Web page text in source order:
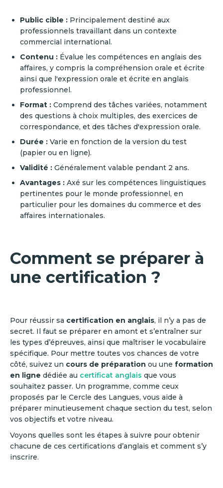
Public cible : Principalement destiné aux
professionnels travaillant dans un contexte
commercial international.
Contenu : Évalue les compétences en anglais des
affaires, y compris la compréhension orale et écrite
ainsi que l'expression orale et écrite en anglais
professionnel.
Format : Comprend des tâches variées, notamment
des questions à choix multiples, des exercices de
correspondance, et des tâches d'expression orale.
Durée : Varie en fonction de la version du test
(papier ou en ligne).
Validité : Généralement valable pendant 2 ans.
Avantages : Axé sur les compétences linguistiques
pertinentes pour le monde professionnel, en
particulier pour les domaines du commerce et des
affaires internationales.
Comment se préparer à
une certification ?
Pour réussir sa certification en anglais, il n’y a pas de
secret. Il faut se préparer en amont et s’entraîner sur
les types d’épreuves, ainsi que maîtriser le vocabulaire
spécifique. Pour mettre toutes vos chances de votre
côté, suivez un cours de préparation ou une formation
en ligne dédiée au certificat anglais que vous
souhaitez passer. Un programme, comme ceux
proposés par le Cercle des Langues, vous aide à
préparer minutieusement chaque section du test, selon
vos objectifs et votre niveau.
Voyons quelles sont les étapes à suivre pour obtenir
chacune de ces certifications d’anglais et comment s’y
inscrire.